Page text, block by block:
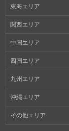
東海エリア
関西エリア
中国エリア
四国エリア
九州エリア
沖縄エリア
その他エリア